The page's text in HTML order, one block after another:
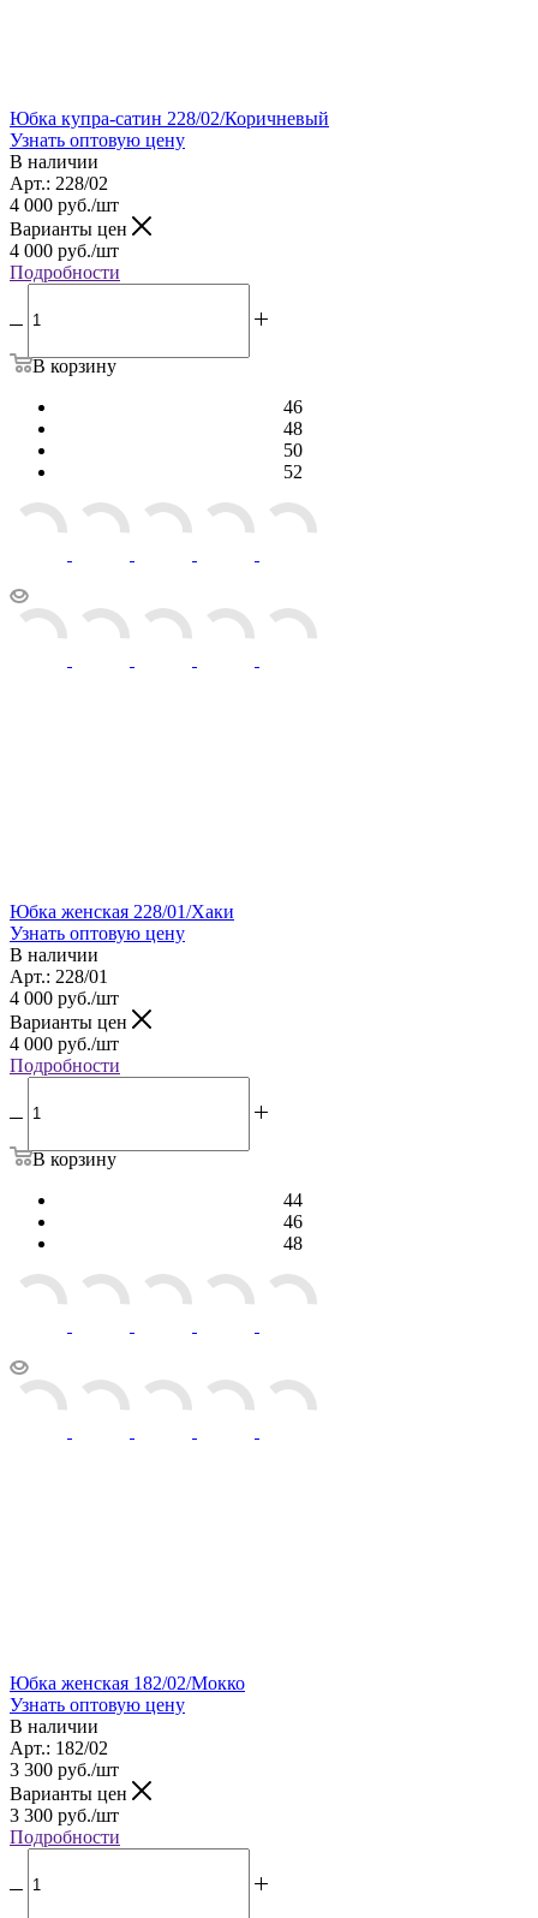
Юбка купра-сатин 228/02/Коричневый
Узнать оптовую цену
В наличии
Арт.: 228/02
4 000 руб./шт
Варианты цен
4 000 руб./шт
Подробности
В корзину
46
48
50
52
Юбка женская 228/01/Хаки
Узнать оптовую цену
В наличии
Арт.: 228/01
4 000 руб./шт
Варианты цен
4 000 руб./шт
Подробности
В корзину
44
46
48
Юбка женская 182/02/Мокко
Узнать оптовую цену
В наличии
Арт.: 182/02
3 300 руб./шт
Варианты цен
3 300 руб./шт
Подробности